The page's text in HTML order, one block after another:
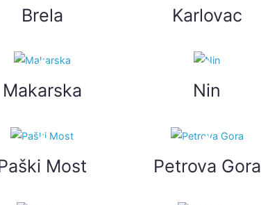
Brela Karlovac
Makarska Nin
Most Petrova Gora